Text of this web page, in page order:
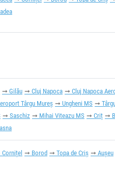
Gilău Cluj Napoca Cluj Napoca
Târgu Mureș Ungheni MS
Saschiz Mihai Viteazu MS Criț
Cornițel Borod Topa de Criș Aușeu